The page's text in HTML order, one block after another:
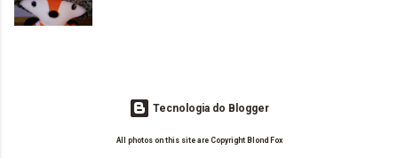
Carol "Magic Days". Tem sido fácil o convívio com seguidoras e
leitoras? Claro. Seu blog já esta como quer, ou ainda ...
Tecnologia do Blogger
All photos on this site are Copyright Blond Fox